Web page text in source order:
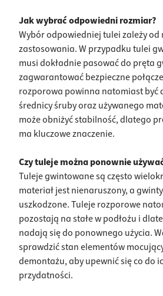
Jak wybrać odpowiedni rozmiar?
Wybór odpowiedniej tulei zależy od
zastosowania. W przypadku tulei
musi dokładnie pasować do pręta
zagwarantować bezpieczne
rozporowa powinna natomiast być
średnicy śruby oraz używanego
może obniżyć stabilność, dlatego
ma kluczowe znaczenie.
Czy tuleje można ponownie
Tuleje gwintowane są często
materiał jest nienaruszony, a
uszkodzone. Tuleje rozporowe
pozostają na stałe w podłożu i
nadają się do ponownego użycia.
sprawdzić stan elementów
demontażu, aby upewnić się co do
przydatności.